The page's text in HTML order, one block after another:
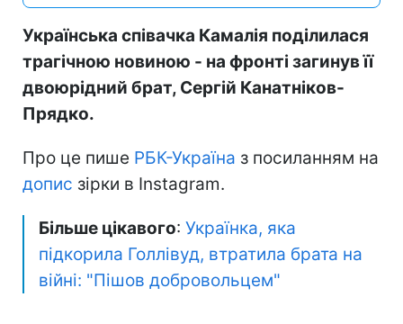
Українська співачка Камалія поділилася
трагічною новиною - на фронті загинув її
двоюрідний брат, Сергій Канатніков-
Прядко.
Про це пише РБК-Україна з посиланням на
допис зірки в Instagram.
Більше цікавого: Українка, яка
підкорила Голлівуд, втратила брата на
війні: "Пішов добровольцем"